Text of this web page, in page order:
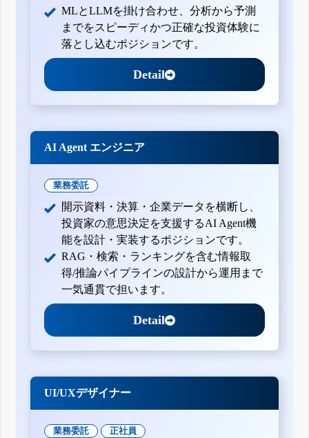
MLとLLMを掛け合わせ、分析から予測
までをスピーディかつ正確な投資体験に
落とし込むポジションです。
Detail
AI Agent エンジニア
業務委託
開示資料・決算・企業データを横断し、
投資家の意思決定を支援するAI Agent機
能を設計・実装するポジションです。
RAG・検索・ランキングを含む情報取
得/推論パイプラインの設計から運用まで
一気通貫で担います。
Detail
UI/UXデザイナー
業務委託 正社員